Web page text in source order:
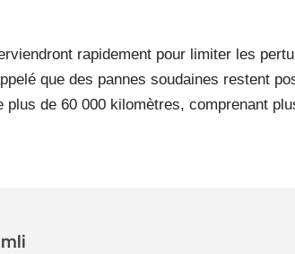
rapidement pour limiter les
que des pannes soudaines restent
de 60 000 kilomètres, comprenant